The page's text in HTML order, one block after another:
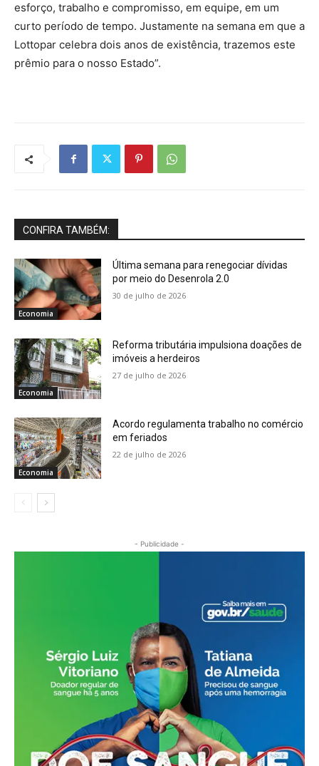
esforço, trabalho e compromisso, em equipe, em um
curto período de tempo. Justamente na semana em que a
Lottopar celebra dois anos de existência, trazemos este
prêmio para o nosso Estado”.
CONFIRA TAMBÉM:
Economia
Última semana para renegociar dívidas
por meio do Desenrola 2.0
30 de julho de 2026
Economia
Reforma tributária impulsiona doações de
imóveis a herdeiros
27 de julho de 2026
Economia
Acordo regulamenta trabalho no comércio
em feriados
22 de julho de 2026
- Publicidade -